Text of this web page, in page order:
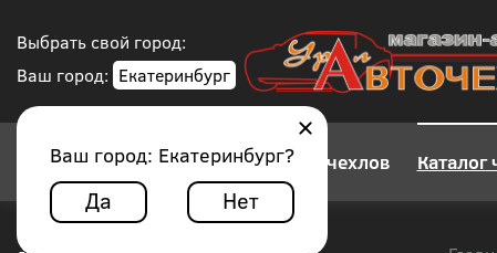
Выбрать свой город:
Ваш город: Екатеринбург
Ваш город: Екатеринбург?
Да Нет
Конструктор авточехлов Каталог